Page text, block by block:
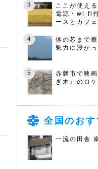
ここが使え
電源・wi-fi
ースとカフ
体の芯まで
魅力に浸か
赤磐市で映
ぎ木』のロ
全国のお
一流の田舎